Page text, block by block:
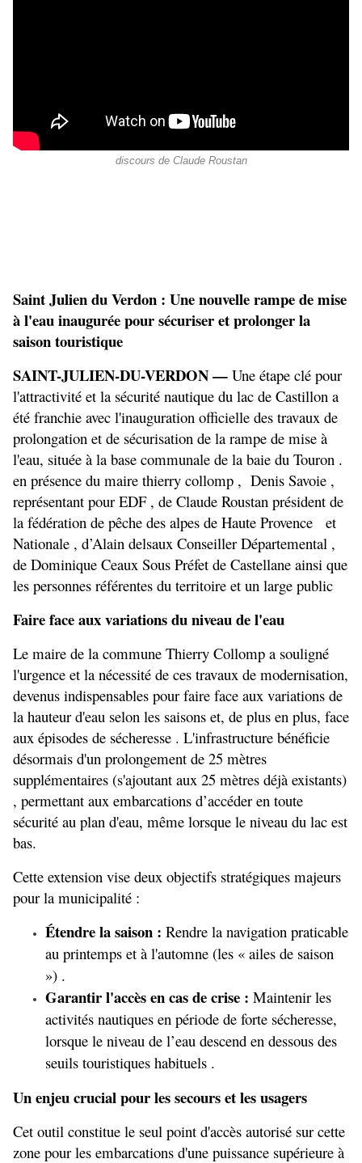
discours de Claude Roustan
Saint Julien du Verdon : Une nouvelle rampe de mise
à l'eau inaugurée pour sécuriser et prolonger la
saison touristique
SAINT-JULIEN-DU-VERDON — Une étape clé pour
l'attractivité et la sécurité nautique du lac de Castillon a
été franchie avec l'inauguration officielle des travaux de
prolongation et de sécurisation de la rampe de mise à
l'eau, située à la base communale de la baie du Touron .
en présence du maire thierry collomp ,  Denis Savoie ,
représentant pour EDF , de Claude Roustan président de
la fédération de pêche des alpes de Haute Provence   et
Nationale , d’Alain delsaux Conseiller Départemental ,
de Dominique Ceaux Sous Préfet de Castellane ainsi que
les personnes référentes du territoire et un large public
Faire face aux variations du niveau de l'eau
Le maire de la commune Thierry Collomp a souligné
l'urgence et la nécessité de ces travaux de modernisation,
devenus indispensables pour faire face aux variations de
la hauteur d'eau selon les saisons et, de plus en plus, face
aux épisodes de sécheresse . L'infrastructure bénéficie
désormais d'un prolongement de 25 mètres
supplémentaires (s'ajoutant aux 25 mètres déjà existants)
, permettant aux embarcations d’accéder en toute
sécurité au plan d'eau, même lorsque le niveau du lac est
bas.
Cette extension vise deux objectifs stratégiques majeurs
pour la municipalité :
Étendre la saison : Rendre la navigation praticable
au printemps et à l'automne (les « ailes de saison
») .
Garantir l'accès en cas de crise : Maintenir les
activités nautiques en période de forte sécheresse,
lorsque le niveau de l’eau descend en dessous des
seuils touristiques habituels .
Un enjeu crucial pour les secours et les usagers
Cet outil constitue le seul point d'accès autorisé sur cette
zone pour les embarcations d'une puissance supérieure à